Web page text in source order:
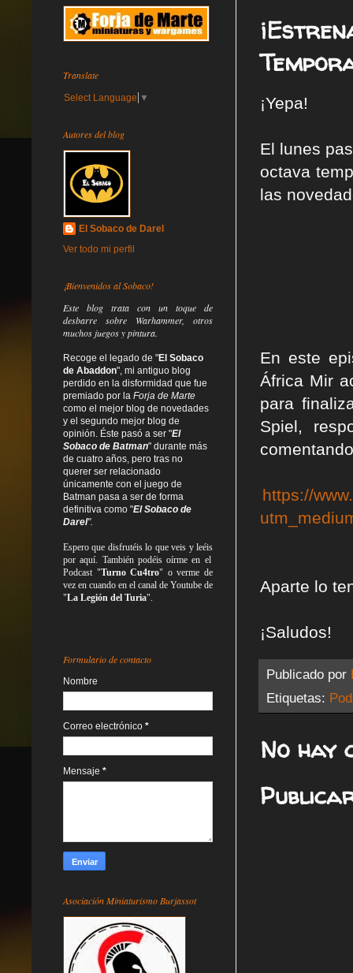
¡Yepa!
El lunes
octava
las
En este
África Mir
para
Spiel,
https://
Aparte lo
¡Saludos!
Publicado por
Etiquetas:
No hay
Translate
Select Language ▼
Autores del blog
El Sobaco de Darel
Ver todo mi perfil
¡Bienvenidos al Sobaco!
Este blog trata con un toque de
desbarre sobre Warhammer, otros
muchos juegos y pintura.
Recoge el legado de "El Sobaco
de Abaddon", mi antiguo blog
perdido en la disformidad que fue
premiado por la Forja de Marte
como el mejor blog de novedades
y el segundo mejor blog de
opinión. Éste pasó a ser "El
Sobaco de Batman" durante más
de cuatro años, pero tras no
querer ser relacionado
únicamente con el juego de
Batman pasa a ser de forma
definitiva como "El Sobaco de
Darel".
Espero que disfrutéis lo queveis yleéis
por aquí. También podéis oírme en el
Podcast "Turno Cu4tro" o verme de
vez en cuando en el canal de Youtube de
"La Legión del Turia".
Formulario de contacto
Nombre
Correo electrónico *
Mensaje *
Asociación Miniaturismo Burjassot